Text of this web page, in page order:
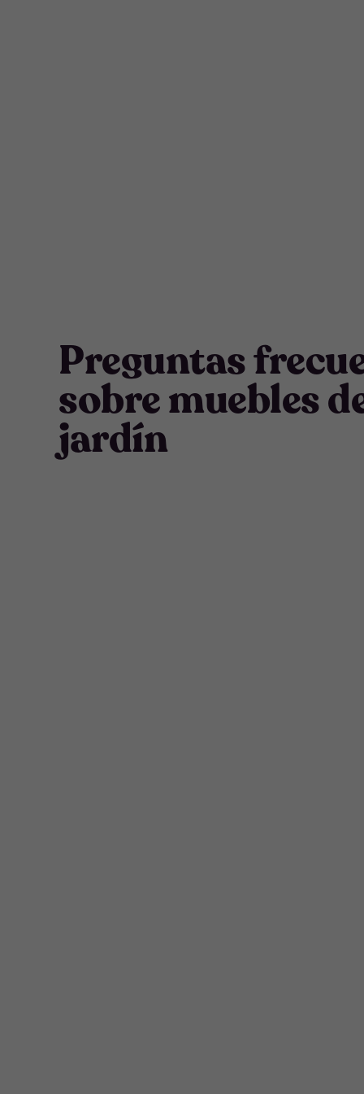
Preguntas
sobre muebles
jardín